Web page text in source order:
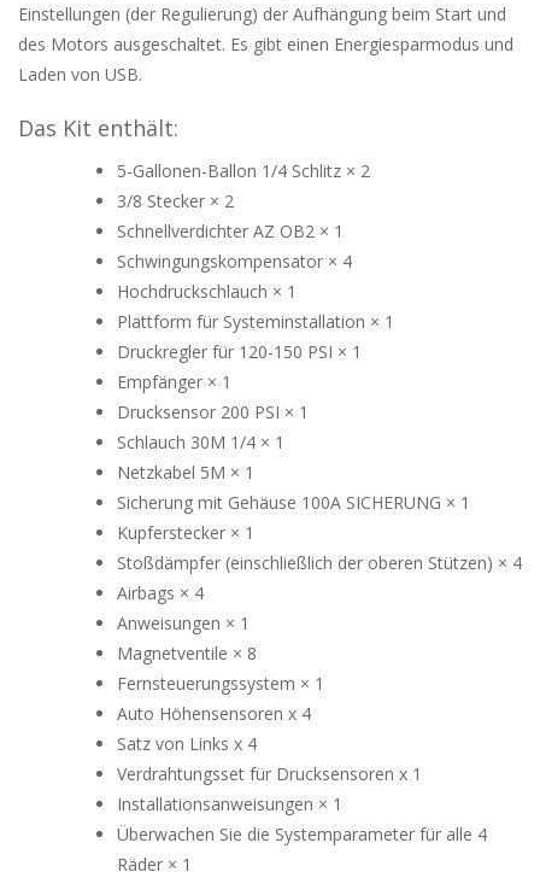
Einstellungen (der Regulierung) der Aufhängung beim Start und
des Motors ausgeschaltet. Es gibt einen Energiesparmodus und
Laden von USB.
Das Kit enthält:
5-Gallonen-Ballon 1/4 Schlitz × 2
3/8 Stecker × 2
Schnellverdichter AZ OB2 × 1
Schwingungskompensator × 4
Hochdruckschlauch × 1
Plattform für Systeminstallation × 1
Druckregler für 120-150 PSI × 1
Empfänger × 1
Drucksensor 200 PSI × 1
Schlauch 30M 1/4 × 1
Netzkabel 5M × 1
Sicherung mit Gehäuse 100A SICHERUNG × 1
Kupferstecker × 1
Stoßdämpfer (einschließlich der oberen Stützen) × 4
Airbags × 4
Anweisungen × 1
Magnetventile × 8
Fernsteuerungssystem × 1
Auto Höhensensoren x 4
Satz von Links x 4
Verdrahtungsset für Drucksensoren x 1
Installationsanweisungen × 1
Überwachen Sie die Systemparameter für alle 4
Räder × 1